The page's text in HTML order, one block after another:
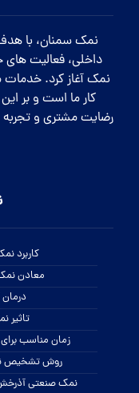
نمک سمنان، با
داخلی، فعالیت های
نمک آغاز کرد.
کار ما است و بر
رضایت مشتری و
کاربرد
معادن نمک
تاثیر
زمان مناسب
روش تشخیص
نمک صنعتی آذرخش